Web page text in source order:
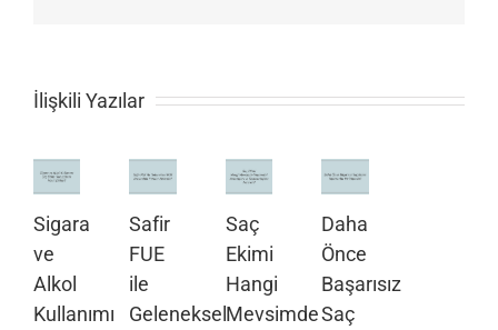
İlişkili Yazılar
Sigara
ve
Alkol
Kullanımı
Safir
FUE
ile
Geleneksel
Saç
Ekimi
Hangi
Mevsimde
Daha
Önce
Başarısız
Saç